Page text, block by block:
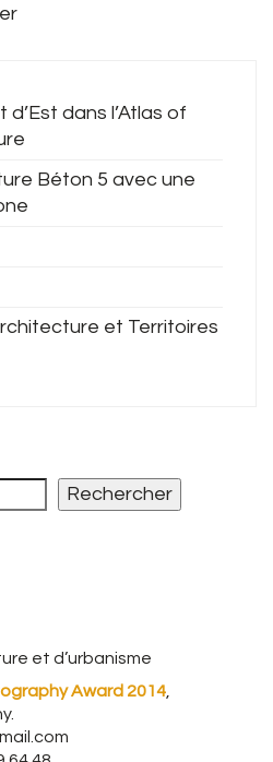
dans l’Atlas of
Béton 5 avec une
et Territoires
Rechercher
et d’urbanisme
Award 2014,